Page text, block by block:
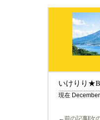
いけりり
現在
←前の記事 次